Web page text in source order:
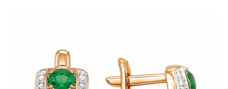
ГРАФИК ПЛАТЕЖЕЙ